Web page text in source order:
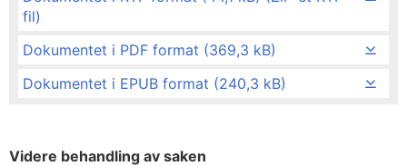
fil)
Dokumentet i PDF format (369,3 kB)
Dokumentet i EPUB format (240,3 kB)
Videre behandling av saken